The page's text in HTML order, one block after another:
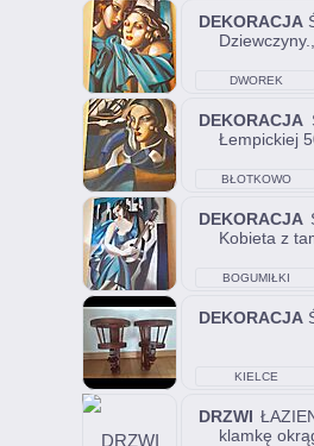
DEKORACJA
DWOREK
DEKORACJA
Łempickiej
BŁOTKOWO
DEKORACJA
Kobieta z
BOGUMIŁKI
DEKORACJA
KIELCE
DRZWI
klamkę